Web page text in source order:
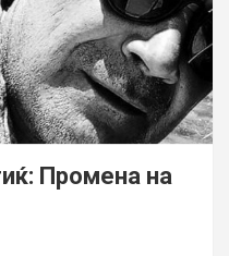
Промена на